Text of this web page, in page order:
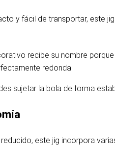
y fácil de transportar, este
recibe su nombre
redonda.
sujetar la bola de forma
este jig incorpora